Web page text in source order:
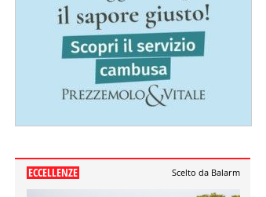
ECCELLENZE Scelto da Balarm